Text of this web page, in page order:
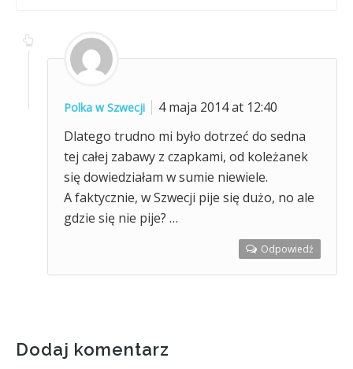
Polka w Szwecji
4 maja 2014 at 12:40
Dlatego trudno mi było dotrzeć do sedna
tej całej zabawy z czapkami, od koleżanek
się dowiedziałam w sumie niewiele.
A faktycznie, w Szwecji pije się dużo, no ale
gdzie się nie pije? …
Odpowiedź
Dodaj komentarz